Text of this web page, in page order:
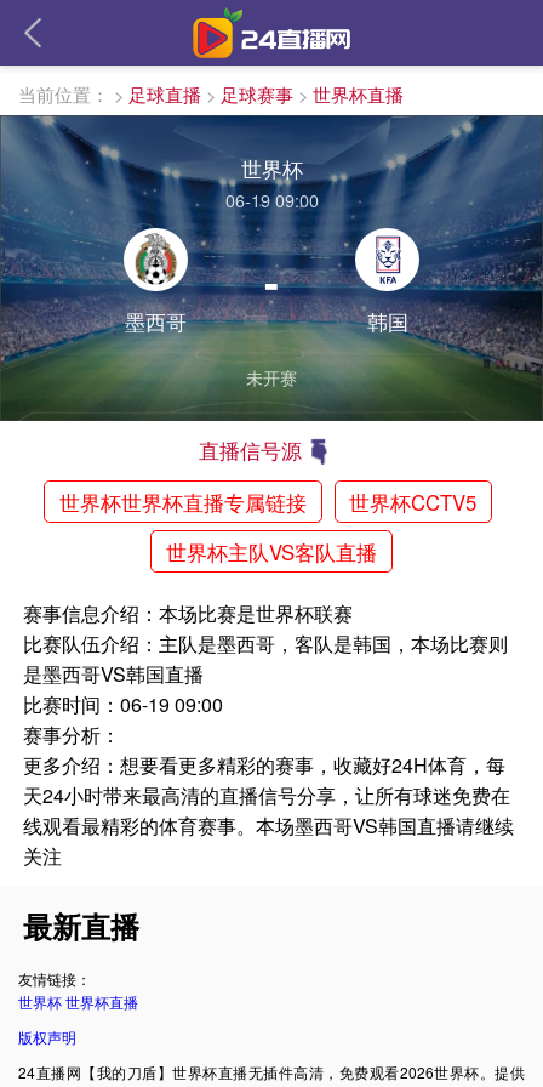
当前位置： > 足球直播 > 足球赛事 > 世界杯直播
世界杯
06-19 09:00
墨西哥
-
韩国
未开赛
直播信号源
世界杯世界杯直播专属链接
世界杯CCTV5
世界杯主队VS客队直播
赛事信息介绍：本场比赛是世界杯联赛
比赛队伍介绍：主队是墨西哥，客队是韩国，本场比赛则
是墨西哥VS韩国直播
比赛时间：06-19 09:00
赛事分析：
更多介绍：想要看更多精彩的赛事，收藏好24H体育，每
天24小时带来最高清的直播信号分享，让所有球迷免费在
线观看最精彩的体育赛事。本场墨西哥VS韩国直播请继续
关注
最新直播
友情链接：
世界杯世界杯直播
版权声明
24直播网【我的刀盾】世界杯直播无插件高清，免费观看2026世界杯。提供